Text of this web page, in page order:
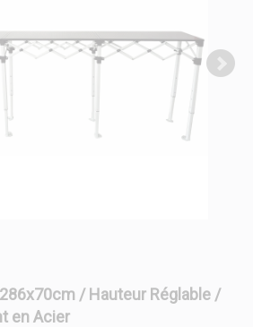
/ Hauteur Réglable /
en Acier